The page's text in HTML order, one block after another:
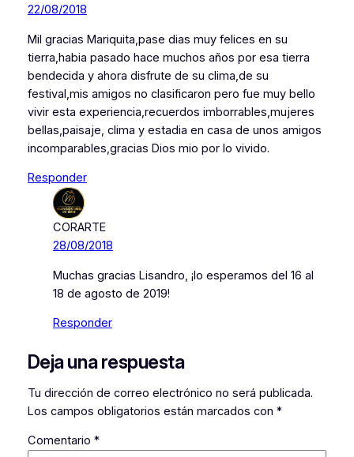
22/08/2018
Mil gracias Mariquita,pase dias muy felices en su
tierra,habia pasado hace muchos años por esa tierra
bendecida y ahora disfrute de su clima,de su
festival,mis amigos no clasificaron pero fue muy bello
vivir esta experiencia,recuerdos imborrables,mujeres
bellas,paisaje, clima y estadia en casa de unos amigos
incomparables,gracias Dios mio por lo vivido.
Responder
CORARTE
28/08/2018
Muchas gracias Lisandro, ¡lo esperamos del 16 al
18 de agosto de 2019!
Responder
Deja una respuesta
Tu dirección de correo electrónico no será publicada.
Los campos obligatorios están marcados con *
Comentario *